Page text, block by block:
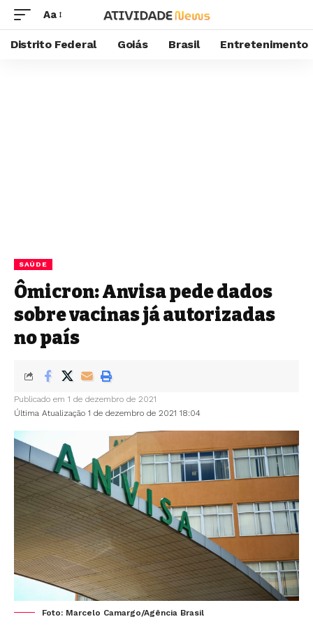
Aa
Distrito Federal Goiás Brasil Entretenimento
SAÚDE
Ômicron: Anvisa pede dados
sobre vacinas já autorizadas
no país
Última Atualização 1 de dezembro de 2021 18:04
Publicado em 1 de dezembro de 2021
Foto: Marcelo Camargo/Agência Brasil